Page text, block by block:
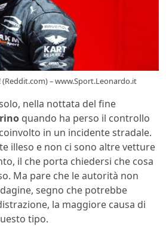
– www.Sport.Leonardo.it
nella nottata del fine
quando ha perso il controllo
in un incidente stradale.
illeso e non ci sono altre vetture
il che porta chiedersi che cosa
Ma pare che le autorità non
segno che potrebbe
la maggiore causa di
tipo.